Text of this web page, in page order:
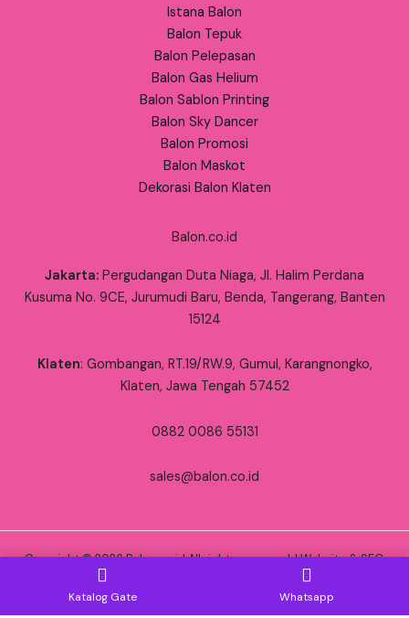
Istana Balon
Balon Tepuk
Balon Pelepasan
Balon Gas Helium
Balon Sablon Printing
Balon Sky Dancer
Balon Promosi
Balon Maskot
Dekorasi Balon Klaten
Balon.co.id
Jakarta: Pergudangan Duta Niaga, Jl. Halim Perdana
Kusuma No. 9CE, Jurumudi Baru, Benda, Tangerang, Banten
15124
Klaten: Gombangan, RT.19/RW.9, Gumul, Karangnongko,
Klaten, Jawa Tengah 57452
0882 0086 55131
sales@balon.co.id
Copyright © 2026 Balon.co.id All rights reserved. | Website & SEO
Katalog Gate Whatsapp